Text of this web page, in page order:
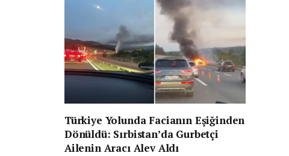
Türkiye Yolunda Facianın Eşiğinden
Dönüldü: Sırbistan’da Gurbetçi
Ailenin Aracı Alev Aldı